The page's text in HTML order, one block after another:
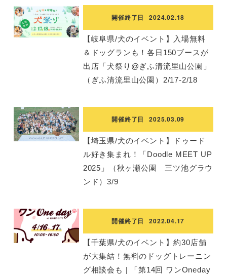
開催終了日 2024.02.18
【岐阜県/犬のイベント】入場無料
＆ドッグランも！各日150ブースが
出店「犬祭り@ぎふ清流里山公園」
（ぎふ清流里山公園）2/17-2/18
開催終了日 2025.03.09
【埼玉県/犬のイベント】ドゥード
ル好き集まれ！「Doodle MEET UP
2025」（秋ヶ瀬公園 三ツ池グラウ
ンド）3/9
開催終了日 2022.04.17
【千葉県/犬のイベント】約30店舗
が大集結！無料のドッグトレーニン
グ相談会も | 「第14回 ワンOneday